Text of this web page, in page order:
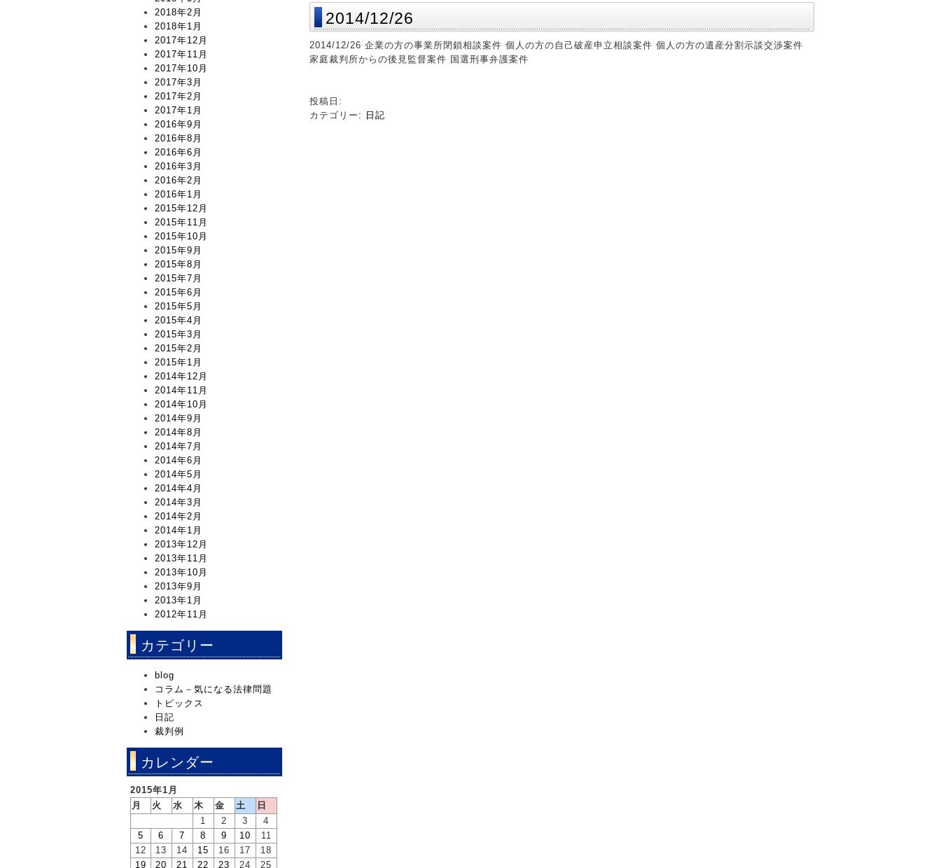
2014/12/26
2014/12/26 企業の方の事業所閉鎖相談案件 個人の方の自己破産申立相談案件 個人の方の遺産分割示談交渉案件
家庭裁判所からの後見監督案件 国選刑事弁護案件
投稿日:
カテゴリー:
日記
2018年2月
2018年1月
2017年12月
2017年11月
2017年10月
2017年3月
2017年2月
2017年1月
2016年9月
2016年8月
2016年6月
2016年3月
2016年2月
2016年1月
2015年12月
2015年11月
2015年10月
2015年9月
2015年8月
2015年7月
2015年6月
2015年5月
2015年4月
2015年3月
2015年2月
2015年1月
2014年12月
2014年11月
2014年10月
2014年9月
2014年8月
2014年7月
2014年6月
2014年5月
2014年4月
2014年3月
2014年2月
2014年1月
2013年12月
2013年11月
2013年10月
2013年9月
2013年1月
2012年11月
カテゴリー
blog
コラム－気になる法律問題
トピックス
日記
裁判例
カレンダー
2015年1月
月
火 水 木 金 土
日
1
2 3
4
5
6 7 8 9 10
11
12
13 14 15 16 17
18
19
20 21 22 23 24 25